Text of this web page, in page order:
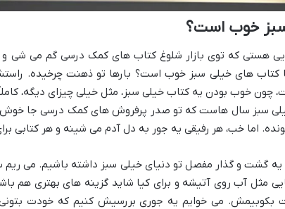
سبز خوب است؟
هستی که توی بازار شلوغ کتاب های کمک درسی گم می شی
کتاب های خیلی سبز خوب است؟ بارها تو ذهنت چرخیده.
چون خوب بودن یه کتاب خیلی سبز، مثل خیلی چیزای دیگه،
سبز سال هاست که تو صدر پرفروش های کمک درسی جا خوش
اما خب، هر رفیقی یه جور به دل آدم می شینه و هر کتابی
یه گشت و گذار مفصل تو دنیای خیلی سبز داشته باشیم. می
مثل آب روی آتیشه و برای کیا شاید گزینه های بهتری هم
بکوبیمش. می خوایم یه جوری بررسیش کنیم که خودت